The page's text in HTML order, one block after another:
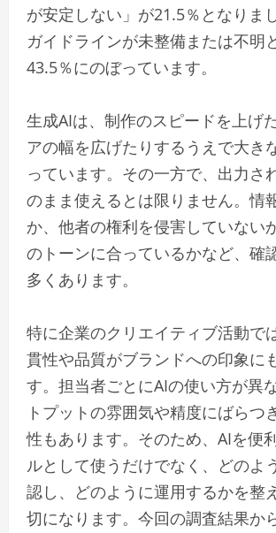
が安定しない」が21.5％となりま
ガイドラインが未整備または不明
43.5％にのぼっています。
生成AIは、制作のスピードを上げ
アの幅を広げたりするうえで大き
っています。その一方で、出力さ
のまま使えるとは限りません。情
か、他者の権利を侵害していない
のトーンに合っているかなど、確
多くあります。
特に企業のクリエイティブ活動で
貫性や品質がブランドへの印象に
す。担当者ごとにAIの使い方が異
トプットの雰囲気や精度にばらつ
性もあります。そのため、AIを便
ルとして使うだけでなく、どのよ
認し、どのように運用するかを整
切になります。今回の調査結果か